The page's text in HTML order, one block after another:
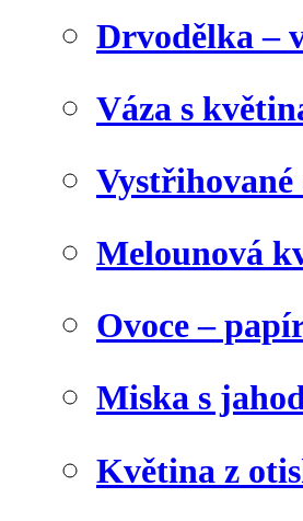
Drvodělka –
Váza s
Vystřihované
Melounová
Ovoce –
Miska s
Květina z